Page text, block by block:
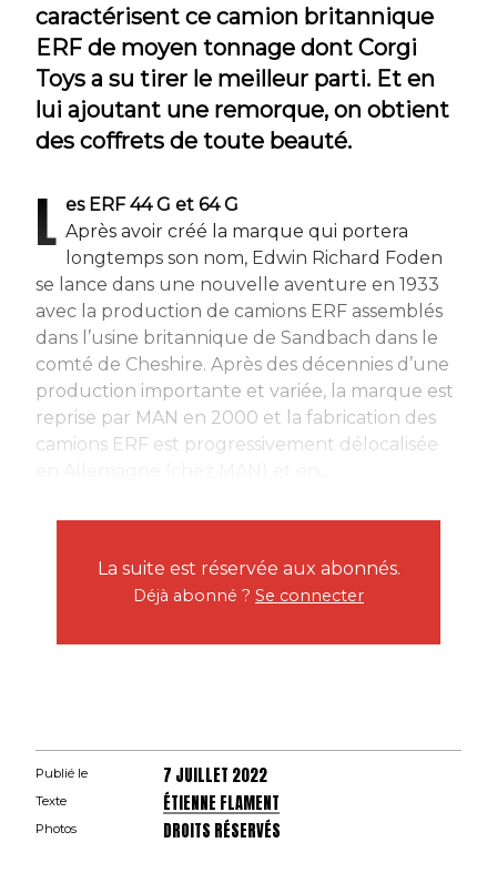
caractérisent ce camion britannique
ERF de moyen tonnage dont Corgi
Toys a su tirer le meilleur parti. Et en
lui ajoutant une remorque, on obtient
des coffrets de toute beauté.
L es ERF 44 G et 64 G
Après avoir créé la marque qui portera
longtemps son nom, Edwin Richard Foden
se lance dans une nouvelle aventure en 1933
avec la production de camions ERF assemblés
dans l’usine britannique de Sandbach dans le
comté de Cheshire. Après des décennies d’une
production importante et variée, la marque est
reprise par MAN en 2000 et la fabrication des
camions ERF est progressivement délocalisée
La suite est réservée aux abonnés.
Déjà abonné ? Se connecter
Publié le 7 JUILLET 2022
Texte ÉTIENNE FLAMENT
Photos DROITS RÉSERVÉS